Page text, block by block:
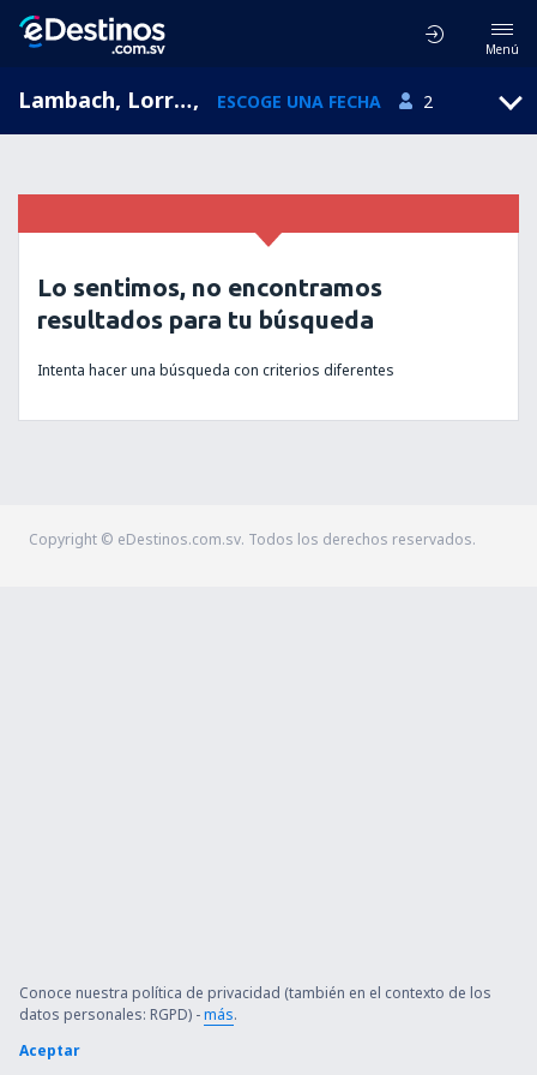
Menú
Lambach, Lorraine, Francia, ESCOGE UNA FECHA 2
Lo sentimos, no encontramos
resultados para tu búsqueda
Intenta hacer una búsqueda con criterios diferentes
Copyright © eDestinos.com.sv. Todos los derechos reservados.
Conoce nuestra política de privacidad (también en el contexto de los
datos personales: RGPD) -más.
Aceptar